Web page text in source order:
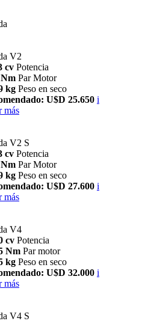
V2
cv Potencia
Par Motor
kg Peso en seco
U$D 25.650 i
más
V2 S
cv Potencia
Par Motor
kg Peso en seco
U$D 27.600 i
más
V4
cv Potencia
Nm Par motor
kg Peso en seco
U$D 32.000 i
más
V4 S